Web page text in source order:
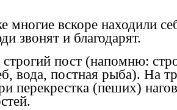
многие вскоре находили
звонят и благодарят.
пост (напомню:
вода, постная рыба). На
перекрестка (пеших)